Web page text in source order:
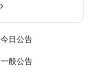
今日公告
一般公告